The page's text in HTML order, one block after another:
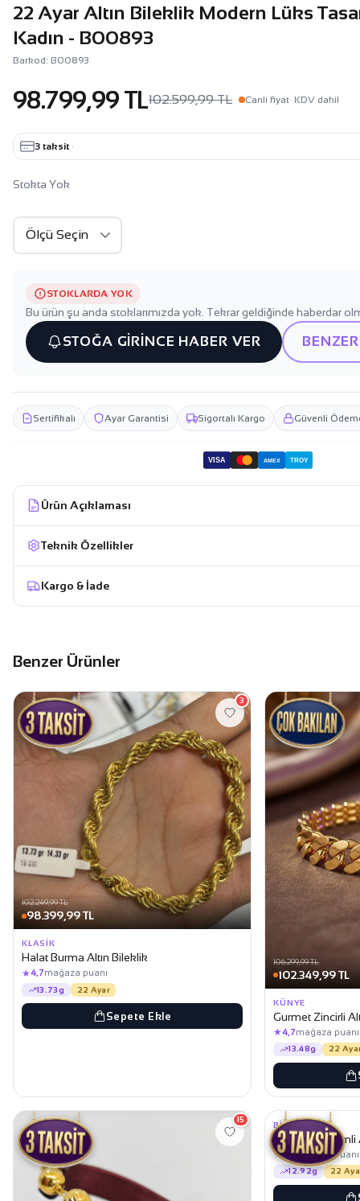
22 Ayar Altın Bileklik Modern Lüks
Kadın - B00893
Barkod: B00893
98.799,99 TL102.599,99 TL Canli fiyat· KDV dahil
3 taksit ·
Stokta Yok
STOKLARDA YOK
Bu ürün şu anda stoklarımızda yok. Tekrar geldiğinde haberdar
STOĞA GİRİNCE HABER VER
Sertifikalı Ayar Garantisi Sigortalı Kargo Güvenli
VISA AMEX TROY
Ürün Açıklaması
Teknik Özellikler
Kargo & İade
Benzer Ürünler
102.249,99 TL
98.399,99 TL
3
KLASIK
Halat Burma Altın Bileklik
★4,7mağaza puanı
13.73g 22 Ayar
Sepete Ekle
106.299,99 TL
102.349,99 TL
KÜNYE
Gurmet Zincirli
★4,7mağaza puanı
13.48g 22
15
97.249,99 TL
93.649,99 TL
BILEKLIK
Kaburga Kalemli
★4,7mağaza puanı
12.92g 22